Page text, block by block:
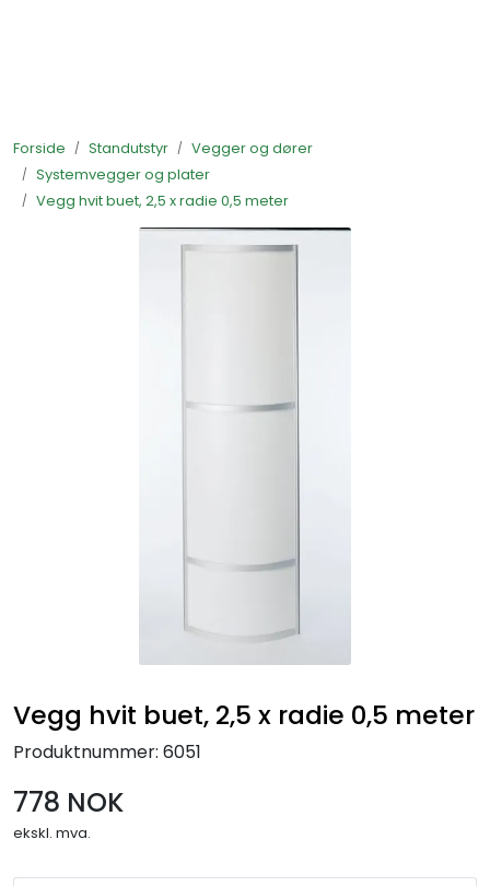
Forside Standutstyr
Vegger og dører
Systemvegger og plater
Vegg hvit buet, 2,5 x radie 0,5 meter
Vegg hvit buet, 2,5 x radie 0,5 meter
Produktnummer: 6051
778 NOK
ekskl. mva.
Standutstyr
Bestill mat til standen